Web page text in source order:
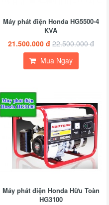
Máy phát điện Honda HG5500-4
KVA
21.500.000 đ 22.500.000 đ
Mua Ngay
Máy phát điện Honda Hữu Toàn
HG3100